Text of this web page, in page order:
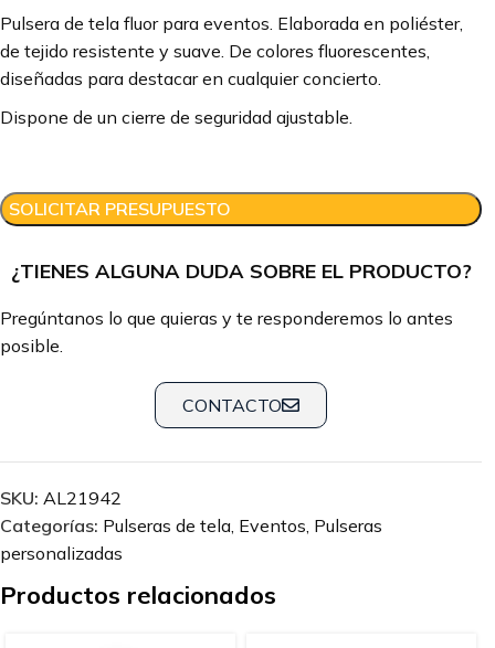
Pulsera de tela fluor para eventos. Elaborada en poliéster,
de tejido resistente y suave. De colores fluorescentes,
diseñadas para destacar en cualquier concierto.
Dispone de un cierre de seguridad ajustable.
SOLICITAR PRESUPUESTO
¿TIENES ALGUNA DUDA SOBRE EL PRODUCTO?
Pregúntanos lo que quieras y te responderemos lo antes
posible.
CONTACTO
SKU: AL21942
Categorías: Pulseras de tela, Eventos, Pulseras
personalizadas
Productos relacionados